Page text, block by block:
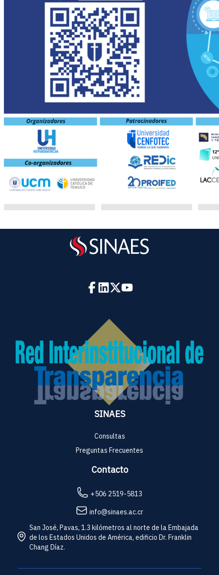
SINAES
Consultas
Preguntas Frecuentes
Contacto
+506 2519-5813
info@sinaes.ac.cr
San José, Pavas, 1.3 kilómetros al norte de la Embajada
de los Estados Unidos de América, edificio Dr. Franklin
Chang Díaz.